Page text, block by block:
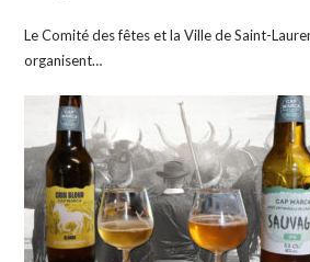
Le Comité des fêtes et la Ville de Saint-
organisent…